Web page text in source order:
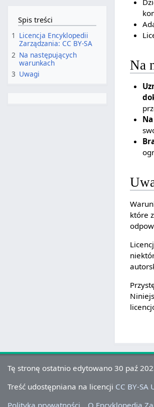
Na
które
Spis treści
1 Licencja Encyklopedii
Zarządzania: CC BY-SA
2 Na następujących
warunkach
3 Uwagi
Tę stronę ostatnio edytowano 30 paź
Treść udostępniana na licencji CC BY-
Polityka prywatności
O Encyklopedia